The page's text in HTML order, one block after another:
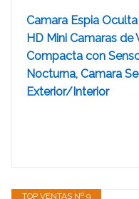
Camara Espia
HD Mini Camaras
Compacta con
Nocturna, Camara
Exterior/Interior
TOP VENTAS Nº 9